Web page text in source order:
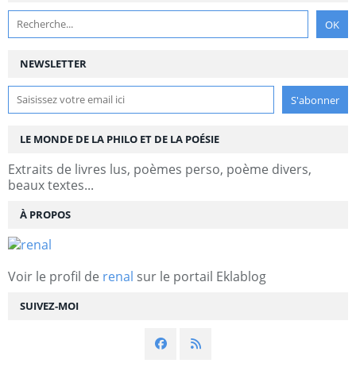
NEWSLETTER
SUIVEZ-MOI
LE MONDE DE LA PHILO ET DE LA POÉSIE
Extraits de livres lus, poèmes perso, poème divers,
beaux textes...
À PROPOS
Voir le profil de renal sur le portail Eklablog